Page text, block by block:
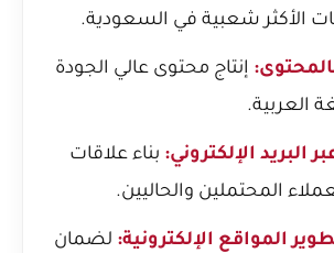
الأكثر شعبية في السعودية.
إنتاج محتوى عالي الجودة
العربية.
البريد الإلكتروني: بناء علاقات
المحتملين والحاليين.
المواقع الإلكترونية: لضمان